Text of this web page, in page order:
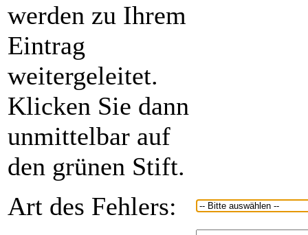
werden zu Ihrem
Eintrag
weitergeleitet.
Klicken Sie dann
unmittelbar auf
den grünen Stift.
Art des Fehlers: